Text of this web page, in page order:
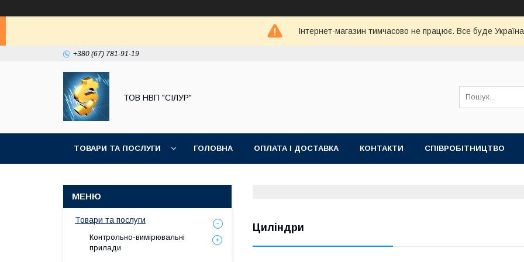
Інтернет-магазин тимчасово не працює. Все буде
+380 (67) 781-91-19
ТОВ НВП "СІЛУР"
ТОВАРИ ТА ПОСЛУГИ ГОЛОВНА ОПЛАТА І ДОСТАВКА КОНТАКТИ СПІВРОБІТНИЦТВО
Циліндри
Товари та послуги
Контрольно-вимірювальні
прилади